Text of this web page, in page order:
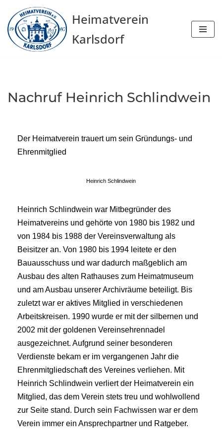
Zum
Inhalt
springen
Heimatverein
Karlsdorf
Nachruf Heinrich Schlindwein
Der Heimatverein trauert um sein Gründungs- und
Ehrenmitglied
Heinrich Schlindwein
Heinrich Schlindwein war Mitbegründer des
Heimatvereins und gehörte von 1980 bis 1982 und
von 1984 bis 1988 der Vereinsverwaltung als
Beisitzer an. Von 1980 bis 1994 leitete er den
Bauausschuss und war dadurch maßgeblich am
Ausbau des alten Rathauses zum Heimatmuseum
und am Ausbau unserer Archivräume beteiligt. Bis
zuletzt war er aktives Mitglied in verschiedenen
Arbeitskreisen. 1990 wurde er mit der silbernen und
2002 mit der goldenen Vereinsehrennadel
ausgezeichnet. Aufgrund seiner besonderen
Verdienste bekam er im vergangenen Jahr die
Ehrenmitgliedschaft des Vereines verliehen. Mit
Heinrich Schlindwein verliert der Heimatverein ein
Mitglied, das dem Verein stets treu und wohlwollend
zur Seite stand. Durch sein Fachwissen war er dem
Verein immer ein Ansprechpartner und Ratgeber.